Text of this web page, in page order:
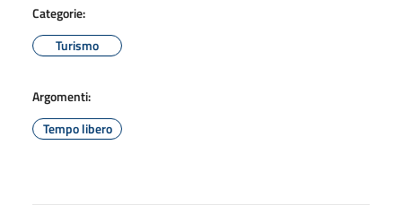
Categorie:
Turismo
Argomenti:
Tempo libero